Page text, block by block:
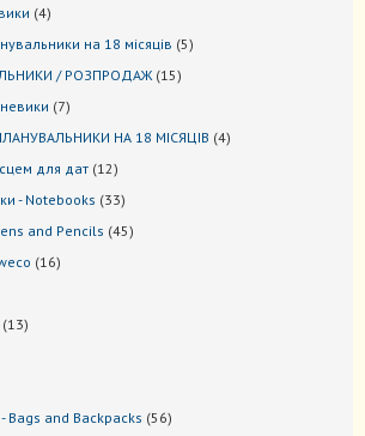
44
на 18 місяців 55
/ РОЗПРОДАЖ 1515
77
НА 18 МІСЯЦІВ 44
для дат 1212
- Notebooks 3333
and Pencils 4545
1616
1313
Bags and Backpacks 5656